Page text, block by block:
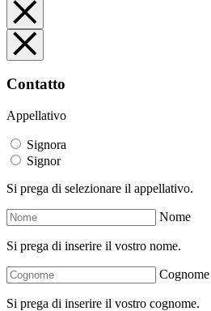
Contatto
Appellativo
Signora
Signor
Si prega di selezionare il appellativo.
Nome
Si prega di inserire il vostro nome.
Cognome
Si prega di inserire il vostro cognome.